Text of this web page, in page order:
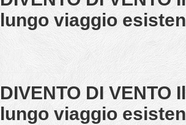
lungo viaggio
DIVENTO DI
lungo viaggio